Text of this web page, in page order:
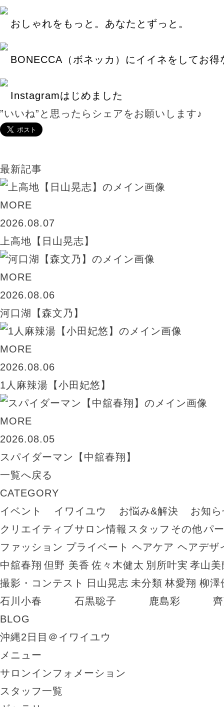
おしゃれをもっと。あなたとずっと。
BONECCA（ボネッカ）にイイネをしてお得
Instagramはじめました
”いいね”と思ったらシェアをお願いします♪
最新記事
MORE
2026.08.07
上高地【日山晃志】
MORE
2026.08.06
河口湖【森文乃】
MORE
2026.08.06
1人麻辣湯【小田妃悠】
MORE
2026.08.05
スパイダーマン【中舘春翔】
一覧へ戻る
CATEGORY
イベント
イワイユウ お悩み&解決
お知
クリエイティブサロン情報 スタッフ その他パ
ファッション プライベート ヘアケア ヘアデザ
中舘春翔 但野 美香 佐々木健太 別所叶実 孝山美
撮影・コンテスト
日山晃志 未分類 林愛翔 柳澤
石川小春
石黒聡子 鹿島彩
BLOG
沖縄2日目＠イワイユウ
メニュー
サロンインフォメーション
スタッフ一覧